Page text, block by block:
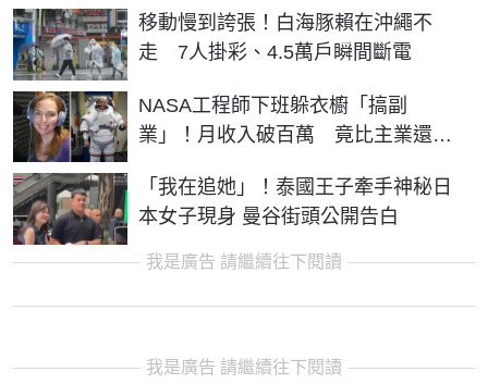
移動慢到誇張！白海豚賴在沖繩不
走 7人掛彩、4.5萬戶瞬間斷電
NASA工程師下班躲衣櫥「搞副
業」！月收入破百萬 竟比主業還賺
「我在追她」！泰國王子牽手神秘日
本女子現身 曼谷街頭公開告白
我是廣告 請繼續往下閱讀
我是廣告 請繼續往下閱讀